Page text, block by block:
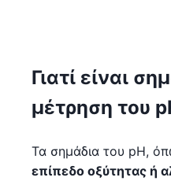
Γιατί είναι
μέτρηση του
Τα σημάδια του pH,
επίπεδο οξύτητας ή